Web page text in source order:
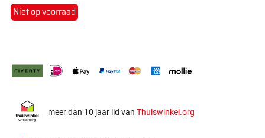
Niet op voorraad
meer dan 10 jaar lid van Thuiswinkel.org